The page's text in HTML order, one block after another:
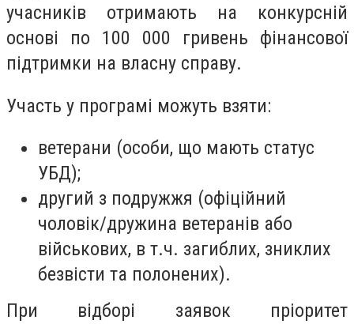
учасників отримають на конкурсній
основі по 100 000 гривень фінансової
підтримки на власну справу.
Участь у програмі можуть взяти:
ветерани (особи, що мають статус
УБД);
другий з подружжя (офіційний
чоловік/дружина ветеранів або
військових, в т.ч. загиблих, зниклих
безвісти та полонених).
При відборі заявок пріоритет